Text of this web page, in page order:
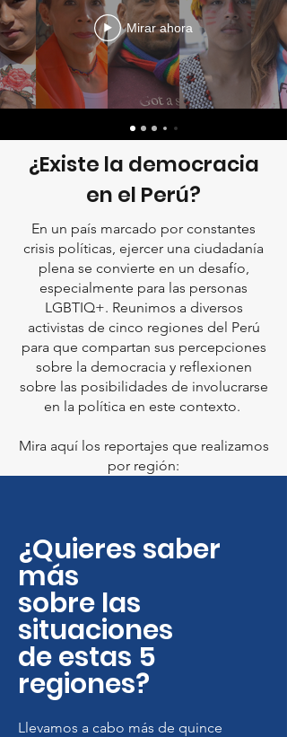
Mirar ahora
¿Existe la democracia
en el Perú?
En un país marcado por constantes
crisis políticas, ejercer una ciudadanía
plena se convierte en un desafío,
especialmente para las personas
LGBTIQ+. Reunimos a diversos
activistas de cinco regiones del Perú
para que compartan sus percepciones
sobre la democracia y reflexionen
sobre las posibilidades de involucrarse
en la política en este contexto.
Mira aquí los reportajes que realizamos
por región:
¿Quieres saber
más
sobre las
situaciones
de estas 5
regiones?
Llevamos a cabo más de quince